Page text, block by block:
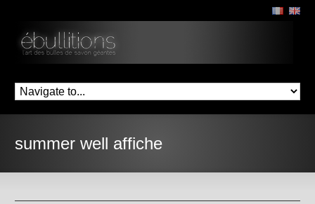
summer well affiche